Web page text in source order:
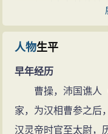
有一大片梅林，结了
割发代首
有一次，曹操率军
坏了麦子，有违反的
有某种关
行》、《苦寒行》、
《蒿里行》二诗，作
宦官事败，董卓入洛
讨卓，又各怀野心，
篇以简练的语言，高
因此被誉为“汉末实录
人物生平
早年经历
曹操，沛国谯人（
家，为汉相曹参之后
汉灵帝时官至太尉，